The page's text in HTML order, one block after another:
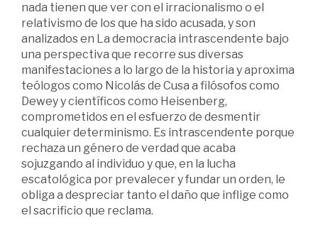
nada tienen que ver con el irracionalismo o el
relativismo de los que ha sido acusada, y son
analizados en La democracia intrascendente bajo
una perspectiva que recorre sus diversas
manifestaciones a lo largo de la historia y aproxima
teólogos como Nicolás de Cusa a filósofos como
Dewey y científicos como Heisenberg,
comprometidos en el esfuerzo de desmentir
cualquier determinismo. Es intrascendente porque
rechaza un género de verdad que acaba
sojuzgando al individuo y que, en la lucha
escatológica por prevalecer y fundar un orden, le
obliga a despreciar tanto el daño que inflige como
el sacrificio que reclama.